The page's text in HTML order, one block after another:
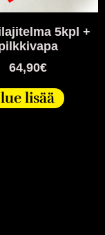
5kpl +
64,90€
lue lisää